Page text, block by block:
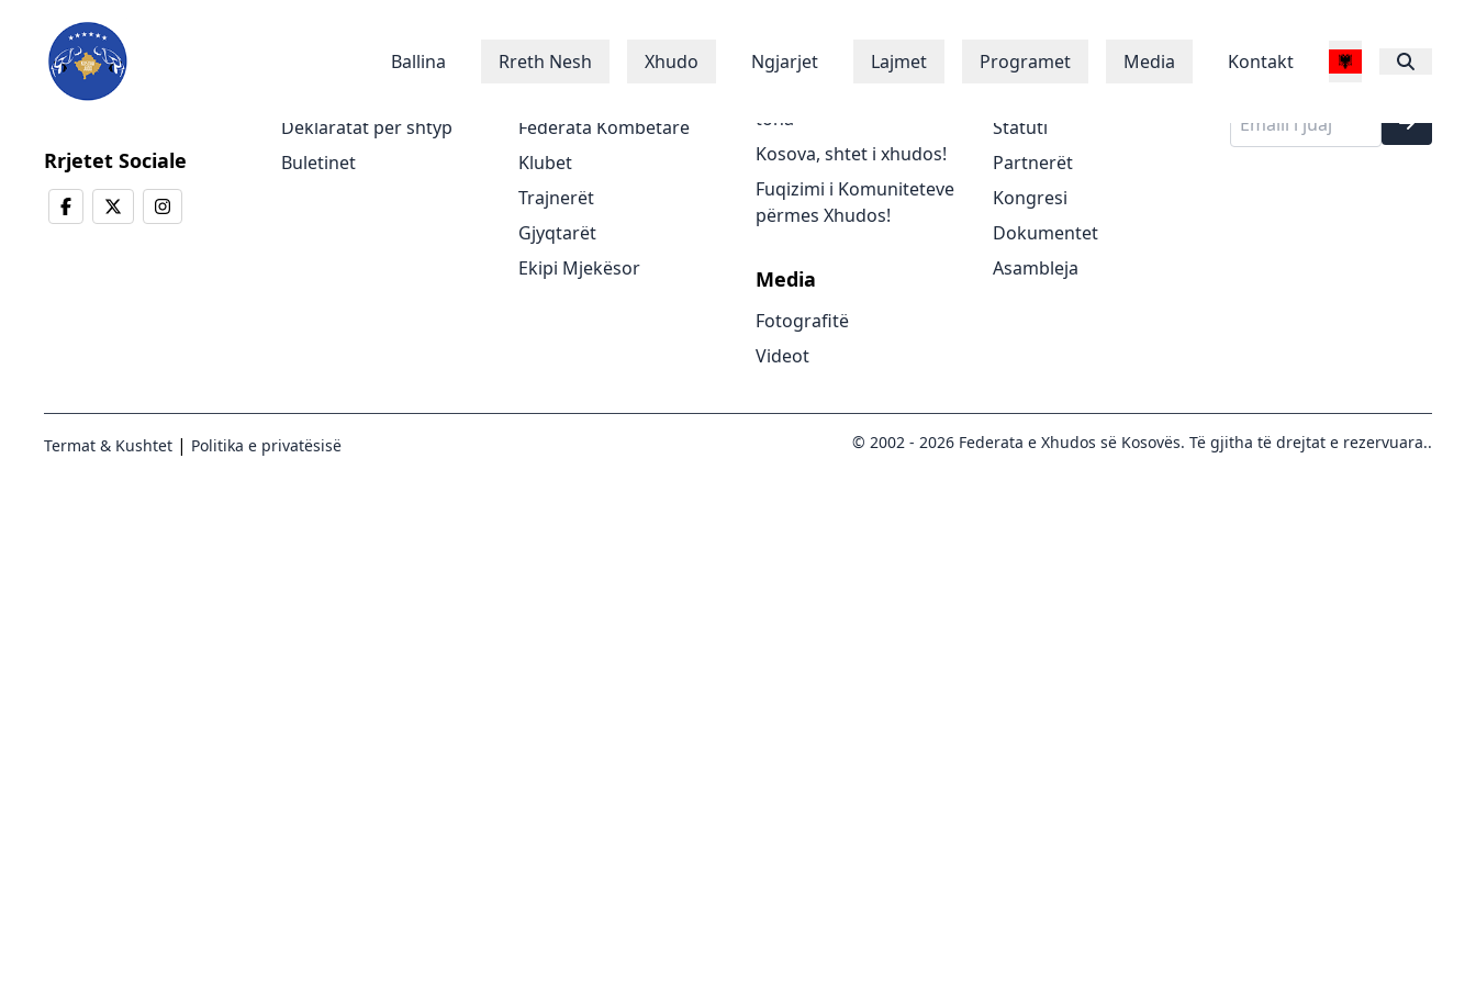
Ballina Rreth Nesh Xhudo Ngjarjet Lajmet Programet Media Kontakt
Rrjetet Sociale
Deklaratat për shtyp
Buletinet
Xhudistët
Federata Kombëtare
Klubet
Trajnerët
Gjyqtarët
Ekipi Mjekësor
Programet
tona
Kosova, shtet i xhudos!
Fuqizimi i Komuniteteve
përmes Xhudos!
Media
Fotografitë
Videot
Rreth Nesh
Statuti
Partnerët
Kongresi
Dokumentet
Asambleja
Regjistrohu në
buletinin tonë
Termat & Kushtet | Politika e privatësisë © 2002 - 2026 Federata e Xhudos së Kosovës. Të gjitha të drejtat e rezervuara..